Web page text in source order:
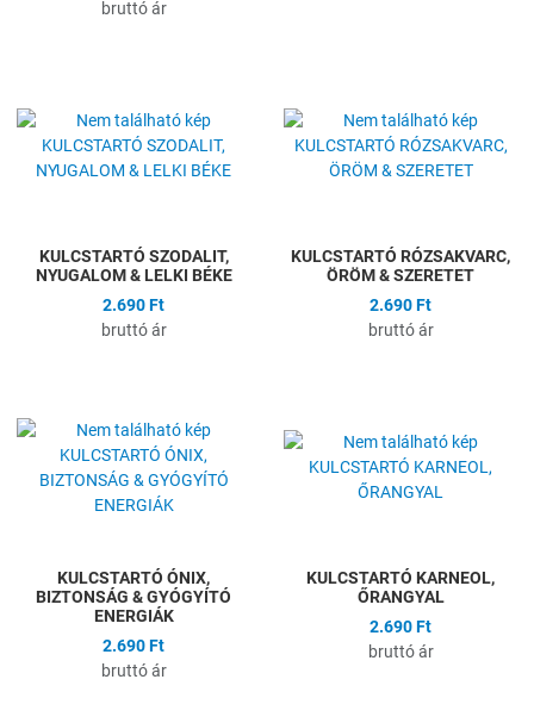
bruttó ár
Összehasonlítás
KULCSTARTÓ SZODALIT,
NYUGALOM & LELKI BÉKE
2.690 Ft
bruttó ár
KULCSTARTÓ RÓZSAKVARC,
ÖRÖM & SZERETET
2.690 Ft
bruttó ár
Összehasonlítás
KULCSTARTÓ ÓNIX,
BIZTONSÁG & GYÓGYÍTÓ
ENERGIÁK
2.690 Ft
bruttó ár
KULCSTARTÓ KARNEOL,
ŐRANGYAL
2.690 Ft
bruttó ár